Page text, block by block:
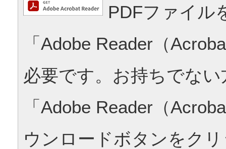
PDFファイル
「Adobe Reader（
必要です。お持ちでな
「Adobe Reader（
ウンロードボタンをク